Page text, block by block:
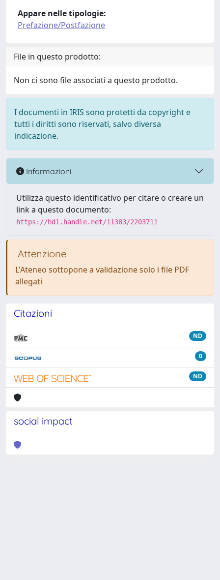
Appare nelle tipologie:
Prefazione/Postfazione
File in questo prodotto:
Non ci sono file associati a questo prodotto.
I documenti in IRIS sono protetti da copyright e
tutti i diritti sono riservati, salvo diversa
indicazione.
Informazioni
Utilizza questo identificativo per citare o creare un
link a questo documento:
https://hdl.handle.net/11383/2203711
Attenzione
L'Ateneo sottopone a validazione solo i file PDF
allegati
Citazioni
ND
0
ND
social impact